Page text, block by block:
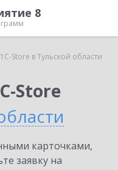
8
1C-Store в Тульской области
Store
карточками,
заявку на